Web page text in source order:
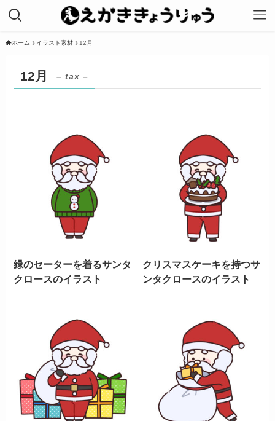
ホーム イラスト素材 12月
12月 – tax –
緑のセーターを着るサンタ
クロースのイラスト
クリスマスケーキを持つサ
ンタクロースのイラスト